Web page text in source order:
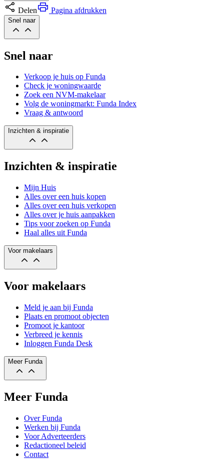
Delen Pagina afdrukken
Snel naar
Snel naar
Verkoop je huis op Funda
Check je woningwaarde
Zoek een NVM-makelaar
Volg de woningmarkt: Funda Index
Vraag & antwoord
Inzichten & inspiratie
Inzichten & inspiratie
Mijn Huis
Alles over een huis kopen
Alles over een huis verkopen
Alles over je huis aanpakken
Tips voor zoeken op Funda
Haal alles uit Funda
Voor makelaars
Voor makelaars
Meld je aan bij Funda
Plaats en promoot objecten
Promoot je kantoor
Verbreed je kennis
Inloggen Funda Desk
Meer Funda
Meer Funda
Over Funda
Werken bij Funda
Voor Adverteerders
Redactioneel beleid
Contact